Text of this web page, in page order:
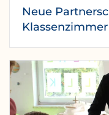
Neue